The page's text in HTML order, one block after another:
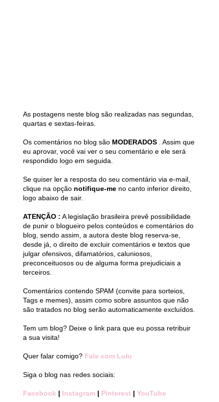
As postagens neste blog são realizadas nas segundas,
quartas e sextas-feiras.
Os comentários no blog são MODERADOS
. Assim que
eu aprovar, você vai ver o seu comentário e ele será
respondido logo em seguida.
Se quiser ler a resposta do seu comentário via e-mail,
clique na opção notifique-me no canto inferior direito,
logo abaixo de sair.
ATENÇÃO : A legislação brasileira prevê possibilidade
de punir o blogueiro pelos conteúdos e comentários do
blog, sendo assim, a autora deste blog reserva-se,
desde já, o direito de excluir comentários e textos que
julgar ofensivos, difamatórios, caluniosos,
preconceituosos ou de alguma forma prejudiciais a
terceiros.
Comentários contendo SPAM (convite para sorteios,
Tags e memes), assim como sobre assuntos que não
são tratados no blog serão automaticamente excluídos.
Tem um blog? Deixe o link para que eu possa retribuir
a sua visita!
Quer falar comigo? Fale com Lulu
Siga o blog nas redes sociais:
Facebook | Instagram | Pinterest | YouTube